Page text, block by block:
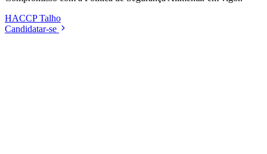
HACCPTalho
Candidatar-se